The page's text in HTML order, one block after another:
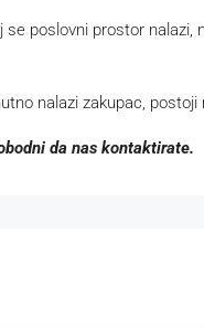
se poslovni prostor
nalazi zakupac,
da nas kontaktirate.